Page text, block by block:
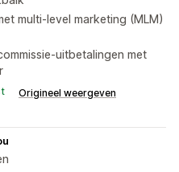
multi-level marketing (MLM)
uitbetalingen met
Origineel weergeven